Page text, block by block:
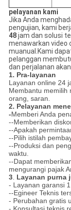
pelayanan kami
Jika Anda
pengujian, kami
48jam dan solusi
menawarkan video
muanual.Kami
pelanggan
dan perjalanan
1. Pra-layanan
Layanan online 24
Membantu memilih
orang, saran.
2. Pelayanan
-Memberi Anda
--Memberikan
--Apakah
--Pilih istilah
--Produksi dan
waktu.
--Dapat
mengurangi pajak
3. Layanan purna
- Layanan garansi
--Egineer Teknis
- Perubahan gratis
- Konsultasi teknis